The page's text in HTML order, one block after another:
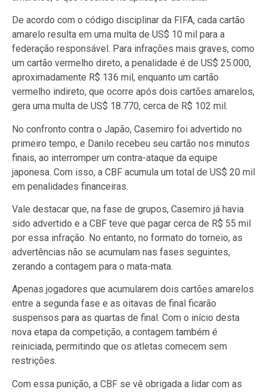
De acordo com o código disciplinar da FIFA, cada cartão
amarelo resulta em uma multa de US$ 10 mil para a
federação responsável. Para infrações mais graves, como
um cartão vermelho direto, a penalidade é de US$ 25.000,
aproximadamente R$ 136 mil, enquanto um cartão
vermelho indireto, que ocorre após dois cartões amarelos,
gera uma multa de US$ 18.770, cerca de R$ 102 mil.
No confronto contra o Japão, Casemiro foi advertido no
primeiro tempo, e Danilo recebeu seu cartão nos minutos
finais, ao interromper um contra-ataque da equipe
japonesa. Com isso, a CBF acumula um total de US$ 20 mil
em penalidades financeiras.
Vale destacar que, na fase de grupos, Casemiro já havia
sido advertido e a CBF teve que pagar cerca de R$ 55 mil
por essa infração. No entanto, no formato do torneio, as
advertências não se acumulam nas fases seguintes,
zerando a contagem para o mata-mata.
Apenas jogadores que acumularem dois cartões amarelos
entre a segunda fase e as oitavas de final ficarão
suspensos para as quartas de final. Com o início desta
nova etapa da competição, a contagem também é
reiniciada, permitindo que os atletas comecem sem
restrições.
Com essa punição, a CBF se vê obrigada a lidar com as